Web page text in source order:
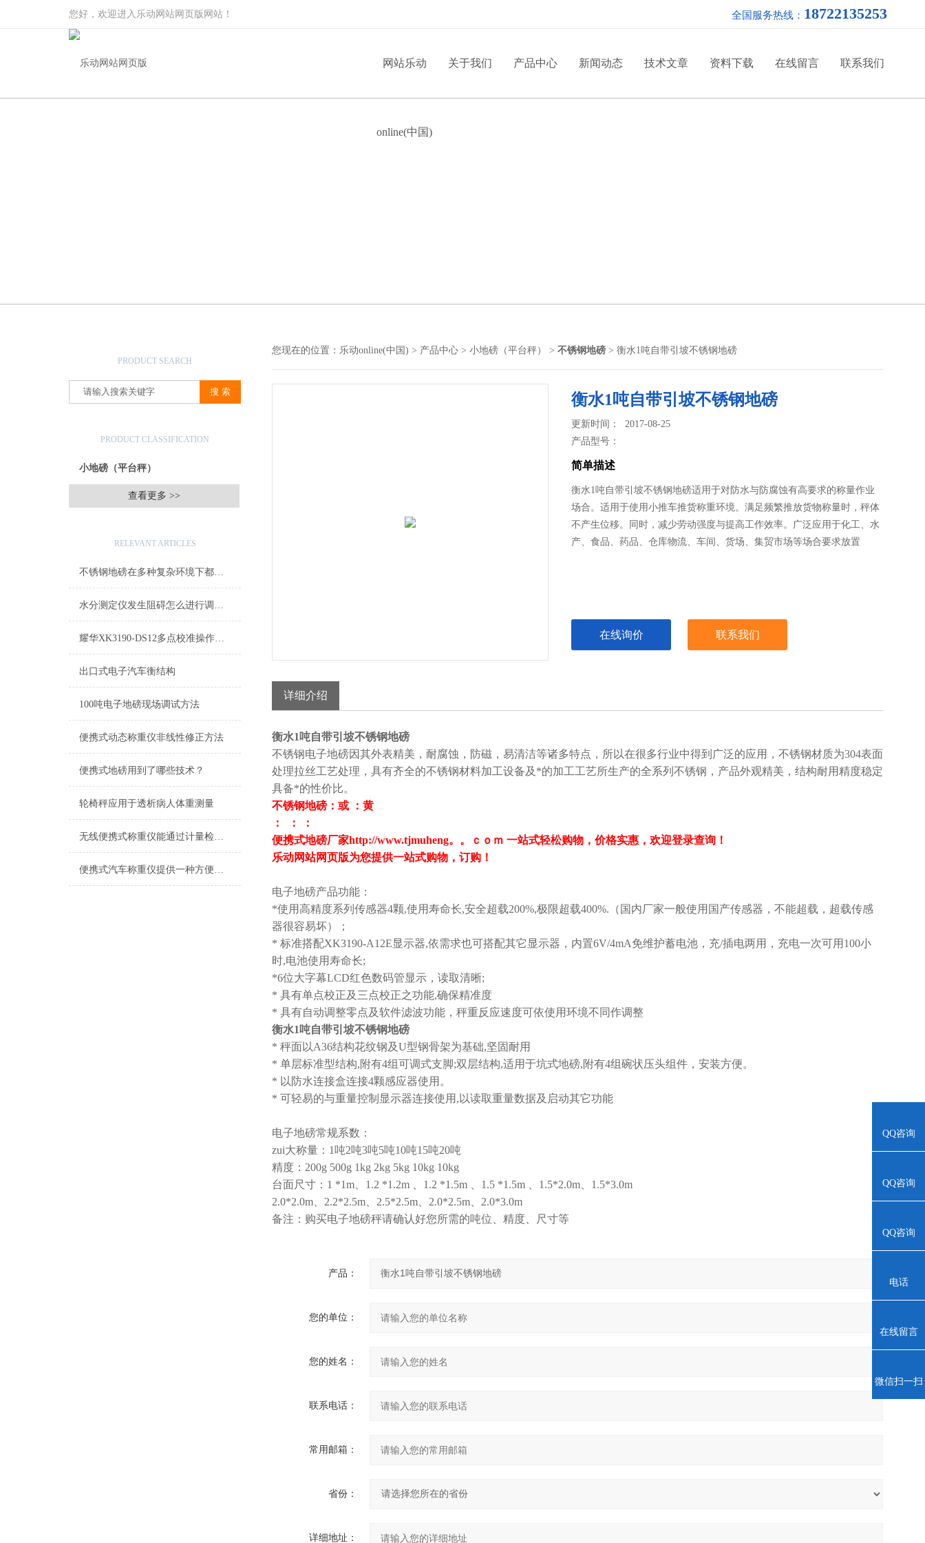
您好，欢迎进入乐动网站网页版网站！ 全国服务热线： 18722135253
网站乐动
online(中国)
关于我们 产品中心 新闻动态 技术文章 资料下载 在线留言 联系我们
PRODUCT SEARCH
PRODUCT CLASSIFICATION
小地磅（平台秤）
查看更多 >>
RELEVANT ARTICLES
不锈钢地磅在多种复杂环境下都可进行测量
水分测定仪发生阻碍怎么进行调整？
耀华XK3190-DS12多点校准操作方法
出口式电子汽车衡结构
100吨电子地磅现场调试方法
便携式动态称重仪非线性修正方法
便携式地磅用到了哪些技术？
轮椅秤应用于透析病人体重测量
无线便携式称重仪能通过计量检定吗
便携式汽车称重仪提供一种方便快速且准确的车辆载重测量方式
您现在的位置： 乐动online(中国) > 产品中心 > 小地磅（平台秤） > 不锈钢地磅 > 衡水1吨自带引坡不锈钢地磅
衡水1吨自带引坡不锈钢地磅
更新时间： 2017-08-25
产品型号：
简单描述
衡水1吨自带引坡不锈钢地磅适用于对防水与防腐蚀有高要求的称量作业
场合。适用于使用小推车推货称重环境。满足频繁推放货物称量时，秤体
不产生位移。同时，减少劳动强度与提高工作效率。广泛应用于化工、水
产、食品、药品、仓库物流、车间、货场、集贸市场等场合要求放置
在线询价 联系我们
详细介绍
衡水1吨自带引坡不锈钢地磅
不锈钢电子地磅因其外表精美，耐腐蚀，防磁，易清洁等诸多特点，所以在很多行业中得到广泛的应用，不锈钢材质为304表面
处理拉丝工艺处理，具有齐全的不锈钢材料加工设备及*的加工工艺所生产的全系列不锈钢，产品外观精美，结构耐用精度稳定
具备*的性价比。
不锈钢地磅：或 ：黄
： ： ：
便携式地磅厂家http://www.tjmuheng。。ｃｏｍ 一站式轻松购物，价格实惠，欢迎登录查询！
乐动网站网页版为您提供一站式购物，订购！
电子地磅产品功能：
*使用高精度系列传感器4颗,使用寿命长,安全超载200%,极限超载400%.（国内厂家一般使用国产传感器，不能超载，超载传感
器很容易坏）；
* 标准搭配XK3190-A12E显示器,依需求也可搭配其它显示器，内置6V/4mA免维护蓄电池，充/插电两用，充电一次可用100小
时,电池使用寿命长;
*6位大字幕LCD红色数码管显示，读取清晰;
* 具有单点校正及三点校正之功能,确保精准度
* 具有自动调整零点及软件滤波功能，秤重反应速度可依使用环境不同作调整
衡水1吨自带引坡不锈钢地磅
* 秤面以A36结构花纹钢及U型钢骨架为基础,坚固耐用
* 单层标准型结构,附有4组可调式支脚;双层结构,适用于坑式地磅,附有4组碗状压头组件，安装方便。
* 以防水连接盒连接4颗感应器使用。
* 可轻易的与重量控制显示器连接使用,以读取重量数据及启动其它功能
电子地磅常规系数：
zui大称量：1吨2吨3吨5吨10吨15吨20吨
精度：200g 500g 1kg 2kg 5kg 10kg 10kg
台面尺寸：1 *1m、1.2 *1.2m 、1.2 *1.5m 、1.5 *1.5m 、1.5*2.0m、1.5*3.0m
2.0*2.0m、2.2*2.5m、2.5*2.5m、2.0*2.5m、2.0*3.0m
备注：购买电子地磅秤请确认好您所需的吨位、精度、尺寸等
产品：
您的单位：
您的姓名：
联系电话：
常用邮箱：
省份：
详细地址：
QQ咨询
QQ咨询
QQ咨询
电话
在线留言
微信扫一扫